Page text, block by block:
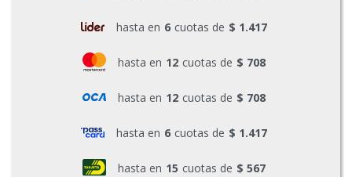
hasta en 6 cuotas de $ 1.417
hasta en 12 cuotas de $ 708
hasta en 12 cuotas de $ 708
hasta en 6 cuotas de $ 1.417
hasta en 15 cuotas de $ 567